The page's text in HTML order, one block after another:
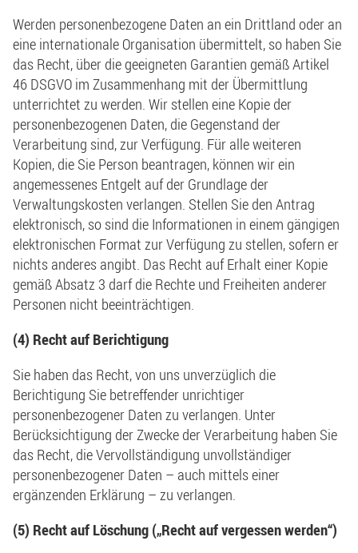
Werden personenbezogene Daten an ein Drittland oder an
eine internationale Organisation übermittelt, so haben Sie
das Recht, über die geeigneten Garantien gemäß Artikel
46 DSGVO im Zusammenhang mit der Übermittlung
unterrichtet zu werden. Wir stellen eine Kopie der
personenbezogenen Daten, die Gegenstand der
Verarbeitung sind, zur Verfügung. Für alle weiteren
Kopien, die Sie Person beantragen, können wir ein
angemessenes Entgelt auf der Grundlage der
Verwaltungskosten verlangen. Stellen Sie den Antrag
elektronisch, so sind die Informationen in einem gängigen
elektronischen Format zur Verfügung zu stellen, sofern er
nichts anderes angibt. Das Recht auf Erhalt einer Kopie
gemäß Absatz 3 darf die Rechte und Freiheiten anderer
Personen nicht beeinträchtigen.
(4) Recht auf Berichtigung
Sie haben das Recht, von uns unverzüglich die
Berichtigung Sie betreffender unrichtiger
personenbezogener Daten zu verlangen. Unter
Berücksichtigung der Zwecke der Verarbeitung haben Sie
das Recht, die Vervollständigung unvollständiger
personenbezogener Daten – auch mittels einer
ergänzenden Erklärung – zu verlangen.
(5) Recht auf Löschung („Recht auf vergessen werden“)